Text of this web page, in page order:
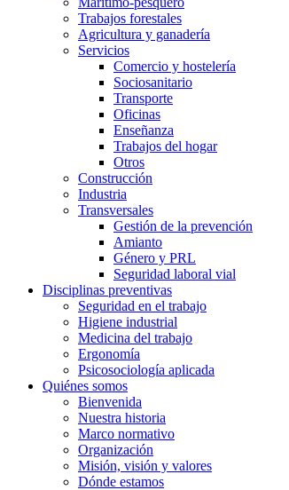
Trabajos forestales
Agricultura y ganadería
Servicios
Comercio y hostelería
Sociosanitario
Transporte
Oficinas
Enseñanza
Trabajos del hogar
Otros
Construcción
Industria
Transversales
Gestión de la prevención
Amianto
Género y PRL
Seguridad laboral vial
Disciplinas preventivas
Seguridad en el trabajo
Higiene industrial
Medicina del trabajo
Ergonomía
Psicosociología aplicada
Quiénes somos
Bienvenida
Nuestra historia
Marco normativo
Organización
Misión, visión y valores
Dónde estamos